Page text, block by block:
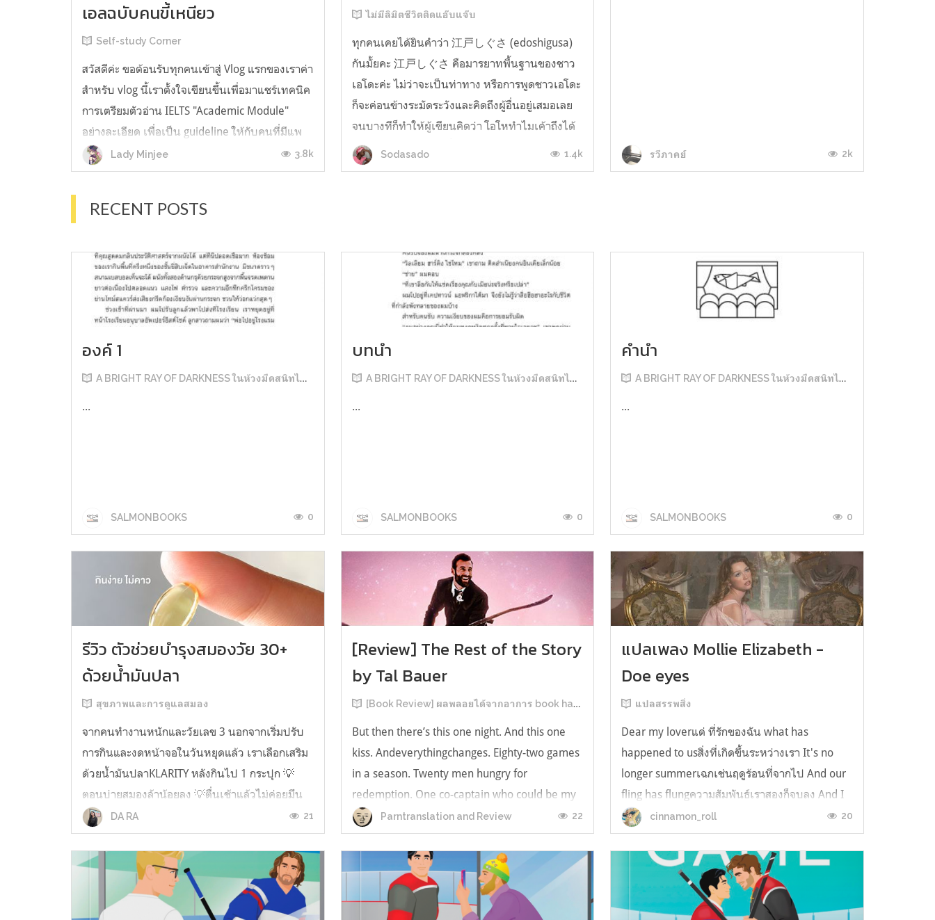
เอลฉบับคนขี้เหนียว
Self-study Corner
สวัสดีค่ะ ขอต้อนรับทุกคนเข้าสู่ Vlog แรกของเราค่า
สำหรับ vlog นี้เราตั้งใจเขียนขึ้นเพื่อมาแชร์เทคนิค
การเตรียมตัวอ่าน IELTS "Academic Module"
อย่างละเอียด เพื่อเป็น guideline ให้กับคนที่มีแพ
ลนจะสอบแต่ไม่รู้ต้องเริ่มตรงไหน หรืออยากจะได้
ข้อมูลเพิ่มเติมมาเสริมความมั่นใจจากที่ตัวเองเรียน
Lady Minjee 3.8k
ไม่มีลิมิตชีวิตติดแอ๊บแจ๊บ
ทุกคนเคยได้ยินคำว่า 江戸しぐさ (edoshigusa)
กันมั้ยคะ 江戸しぐさ คือมารยาทพื้นฐานของชาว
เอโดะค่ะ ไม่ว่าจะเป็นท่าทาง หรือการพูดชาวเอโดะ
ก็จะค่อนข้างระมัดระวังและคิดถึงผู้อื่นอยู่เสมอเลย
จนบางทีก็ทำให้ผู้เขียนคิดว่า โอโหทำไมเค้าถึงได้
คิดถึงคนอื่นได้ขนาดนี้นะอยากรู้มั้ยคะว่าชาวเอโดะ
มารยาทดีขนาดไหน มาลองอ่านกันได้เ...
Sodasado 1.4k รวีภาคย์ 2k
RECENT POSTS
องค์ 1
A BRIGHT RAY OF DARKNESS ในห้วงมืดสนิทไม่มิดแสง
...
SALMONBOOKS 0
บทนำ
A BRIGHT RAY OF DARKNESS ในห้วงมืดสนิทไม่มิดแสง
...
SALMONBOOKS 0
คำนำ
A BRIGHT RAY OF DARKNESS ในห้วงมืดสนิทไม่มิดแสง
...
SALMONBOOKS 0
รีวิว ตัวช่วยบำรุงสมองวัย 30+
ด้วยน้ำมันปลา
สุขภาพและการดูแลสมอง
จากคนทำงานหนักและวัยเลข 3 นอกจากเริ่มปรับ
การกินและงดหน้าจอในวันหยุดแล้ว เราเลือกเสริม
ด้วยน้ำมันปลาKLARITY หลังกินไป 1 กระปุก 💡
ตอนบ่ายสมองล้าน้อยลง 💡ตื่นเช้าแล้วไม่ค่อยมึน
หัว 💡ไอเดียไม่ตัน ยิ่งทำงานสาย Content แนะนำ
ว่าควรมี ชอบตรงที่ไม่มีกลิ่นคาวเลย กินง่ายสุด
ตั้งแต่เคยกินน้ำมันปลามาเลย ใครที่เคยกิ...
DA RA 21
[Review] The Rest of the Story
by Tal Bauer
[Book Review] ผลพลอยได้จากอาการ book hangover หลังอ่านสารพัน MM Romance
But then there’s this one night. And this one
kiss. Andeverythingchanges. Eighty-two games
in a season. Twenty men hungry for
redemption. One co-captain who could be my
forever. This is the rest of the story. หลังอ่าน
แบบฟีลกู้ดติดๆ กันแล้ว เลยอยากได้ความแสบ
ทรวงในชีวิตบ้าง (หาเรื่อง!) เล่มนี้คู่หูเอ...
Parntranslation and Review 22
แปลเพลง Mollie Elizabeth -
Doe eyes
แปลสรรพสิ่ง
Dear my loverแด่ ที่รักของฉัน what has
happened to usสิ่งที่เกิดขึ้นระหว่างเรา It's no
longer summerเฉกเช่นฤดูร้อนที่จากไป And our
fling has flungความสัมพันธ์เราสองก็จบลง And I
still spin your recordsแต่ฉันยังเล่นเพลงโปรดของ
คุณบนแผ่นเสียงไวนิล And You still feel like
homeในใจฉัน ตัวตนคุณก็ยังอบอ...
cinnamon_roll 20